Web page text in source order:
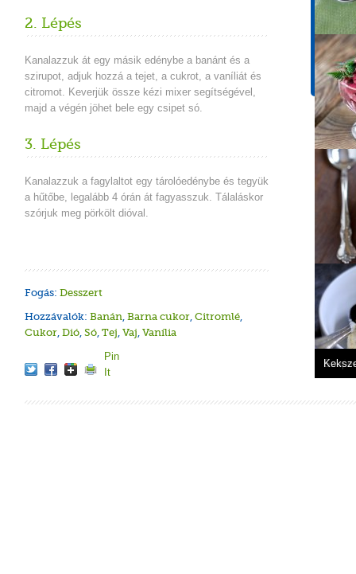
2. Lépés
Kanalazzuk át egy másik edénybe a banánt és a
szirupot, adjuk hozzá a tejet, a cukrot, a vaníliát és
citromot. Keverjük össze kézi mixer segítségével,
majd a végén jöhet bele egy csipet só.
3. Lépés
Kanalazzuk a fagylaltot egy tárolóedénybe és tegyük
a hűtőbe, legalább 4 órán át fagyasszuk. Tálaláskor
szórjuk meg pörkölt dióval.
Fogás: Desszert
Hozzávalók: Banán, Barna cukor, Citromlé,
Cukor, Dió, Só, Tej, Vaj, Vanília
Pin
It
172
32,5